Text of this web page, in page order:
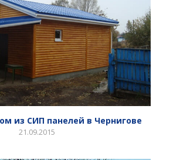
из СИП панелей в Чернигове
21.09.2015